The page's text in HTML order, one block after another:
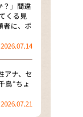
？」間違
くる見
者に、ポ
2026.07.14
アナ、セ
鳥“ちょ
2026.07.21